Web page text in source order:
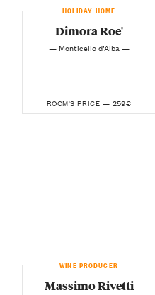
HOLIDAY HOME
Dimora Roe'
— Monticello d’Alba —
ROOM'S PRICE — 259€
WINE PRODUCER
Massimo Rivetti